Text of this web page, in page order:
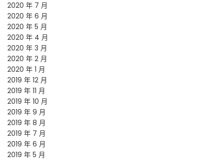
2020 年 7 月
2020 年 6 月
2020 年 5 月
2020 年 4 月
2020 年 3 月
2020 年 2 月
2020 年 1 月
2019 年 12 月
2019 年 11 月
2019 年 10 月
2019 年 9 月
2019 年 8 月
2019 年 7 月
2019 年 6 月
2019 年 5 月